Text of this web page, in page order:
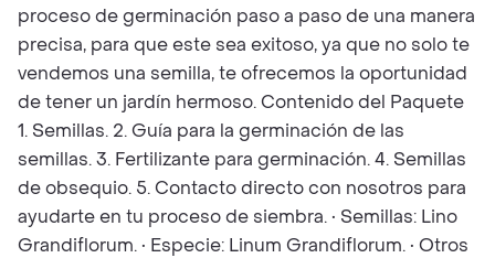
proceso de germinación paso a paso de una manera
precisa, para que este sea exitoso, ya que no solo te
vendemos una semilla, te ofrecemos la oportunidad
de tener un jardín hermoso. Contenido del Paquete
1. Semillas. 2. Guía para la germinación de las
semillas. 3. Fertilizante para germinación. 4. Semillas
de obsequio. 5. Contacto directo con nosotros para
ayudarte en tu proceso de siembra. • Semillas: Lino
Grandiflorum. • Especie: Linum Grandiflorum. • Otros